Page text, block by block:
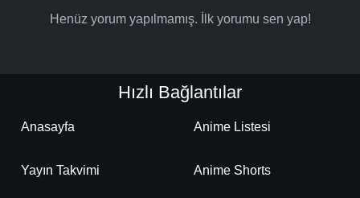
Henüz yorum yapılmamış. İlk yorumu sen yap!
Hızlı Bağlantılar
Anasayfa Anime Listesi
Yayın Takvimi Anime Shorts